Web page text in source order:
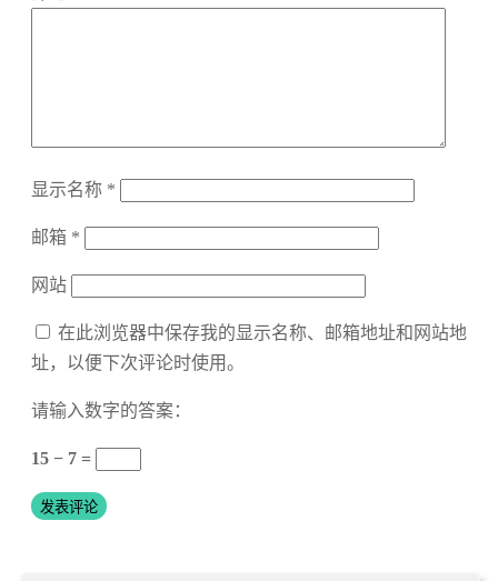
显示名称 *
邮箱 *
网站
在此浏览器中保存我的显示名称、邮箱地址和网站地
址，以便下次评论时使用。
请输入数字的答案：
15 − 7 =